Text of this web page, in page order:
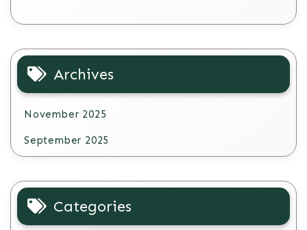
Archives
November 2025
September 2025
Categories